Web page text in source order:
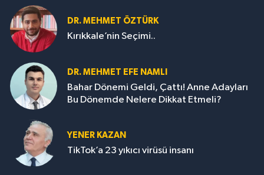
DR. MEHMET ÖZTÜRK
Kırıkkale’nin Seçimi..
DR. MEHMET EFE NAMLI
Bahar Dönemi Geldi, Çattı! Anne Adayları
Bu Dönemde Nelere Dikkat Etmeli?
YENER KAZAN
TikTok’a 23 yıkıcı virüsü insanı